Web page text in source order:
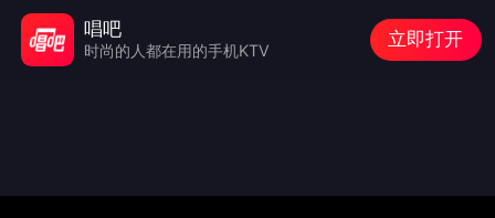
唱吧
时尚的人都在用的手机KTV
立即打开